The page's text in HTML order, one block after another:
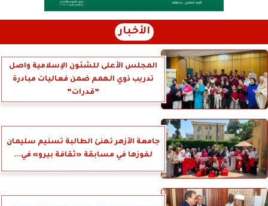
الأخبار
المجلس الأعلى للشئون الإسلامية واصل
تدريب ذوي الهمم ضمن فعاليات مبادرة
”قدرات”
جامعة الأزهر تهنئ الطالبة تسنيم سليمان
لفوزها في مسابقة «ثقافة بيرو» في...